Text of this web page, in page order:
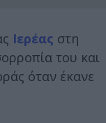
Ιερέας στη
του και
όταν έκανε